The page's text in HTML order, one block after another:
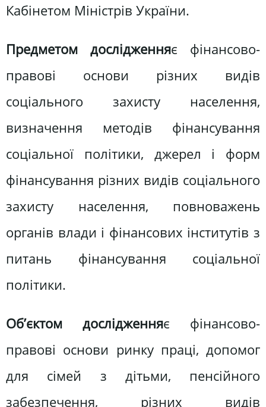
Кабінетом Міністрів України.
Предметом дослідженняє фінансово-
правові основи різних видів
соціального захисту населення,
визначення методів фінансування
соціальної політики, джерел і форм
фінансування різних видів соціального
захисту населення, повноважень
органів влади і фінансових інститутів з
питань фінансування соціальної
політики.
Об’єктом дослідженняє фінансово-
правові основи ринку праці, допомог
для сімей з дітьми, пенсійного
забезпечення, різних видів